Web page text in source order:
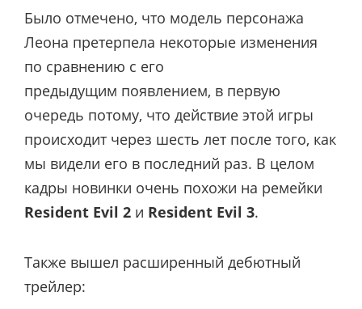
Было отмечено, что модель персонажа
Леона претерпела некоторые изменения
по сравнению с его
предыдущим появлением, в первую
очередь потому, что действие этой игры
происходит через шесть лет после того, как
мы видели его в последний раз. В целом
кадры новинки очень похожи на ремейки
Resident Evil 2 и Resident Evil 3.
Также вышел расширенный дебютный
трейлер: